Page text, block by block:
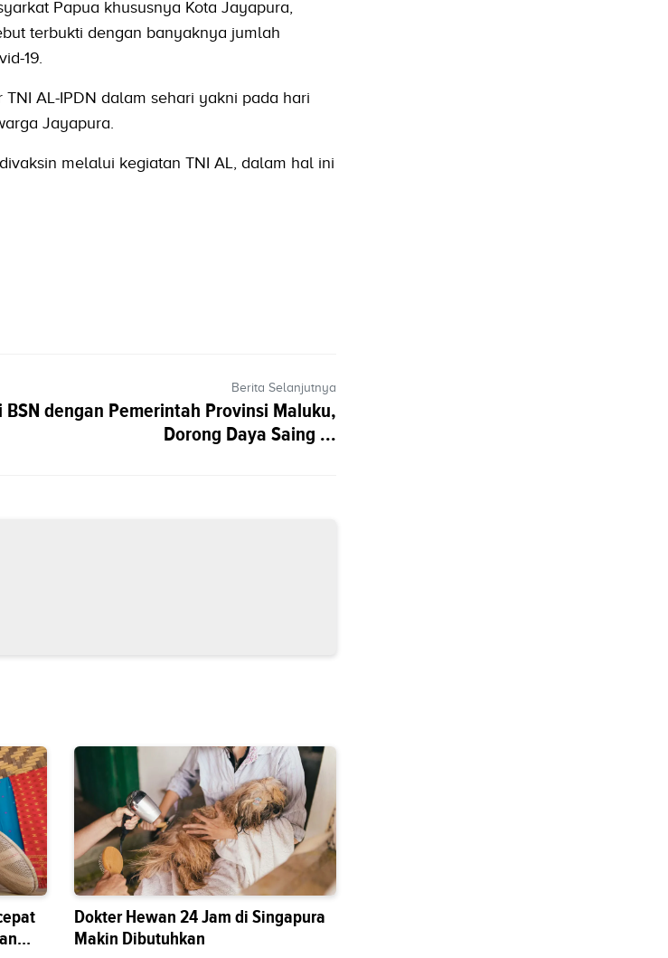
Papua khususnya Kota Jayapura,
terbukti dengan banyaknya jumlah
19.
AL-IPDN dalam sehari yakni pada hari
Jayapura.
melalui kegiatan TNI AL, dalam hal ini
Berita Selanjutnya
BSN dengan Pemerintah Provinsi Maluku,
Dorong Daya Saing ...
Dokter Hewan 24 Jam di Singapura
Makin Dibutuhkan